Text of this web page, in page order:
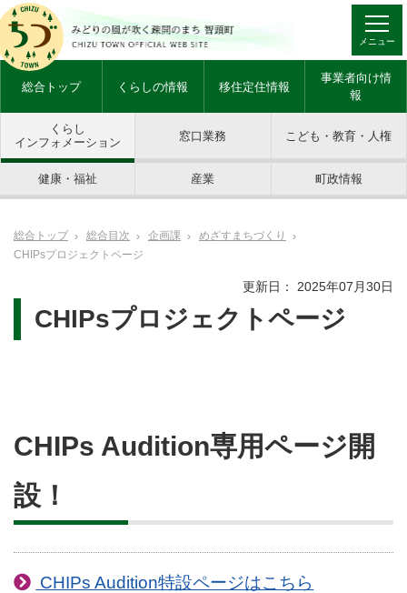
メニュー
総合トップ くらしの情報 移住定住情報
事業者向け情
報
くらし
インフォメーション
窓口業務 こども・教育・人権
健康・福祉 産業 町政情報
総合トップ 総合目次 企画課
めざすまちづくり
CHIPsプロジェクトページ
更新日： 2025年07月30日
CHIPsプロジェクトページ
CHIPs Audition専用ページ開
設！
CHIPs Audition特設ページはこちら